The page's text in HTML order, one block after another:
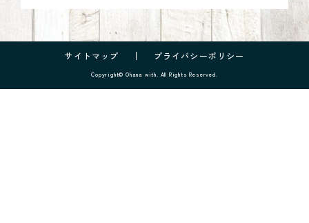
サイトマップ プライバシーポリシー
Copyright© Ohana with. All Rights Reserved.